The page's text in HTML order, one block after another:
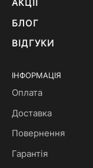
АКЦІЇ
БЛОГ
ВІДГУКИ
ІНФОРМАЦІЯ
Оплата
Доставка
Повернення
Гарантія